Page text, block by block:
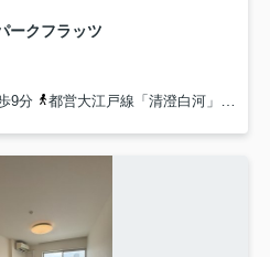
ークフラッツ
9分
都営大江戸線「清澄白河」駅 徒歩14分